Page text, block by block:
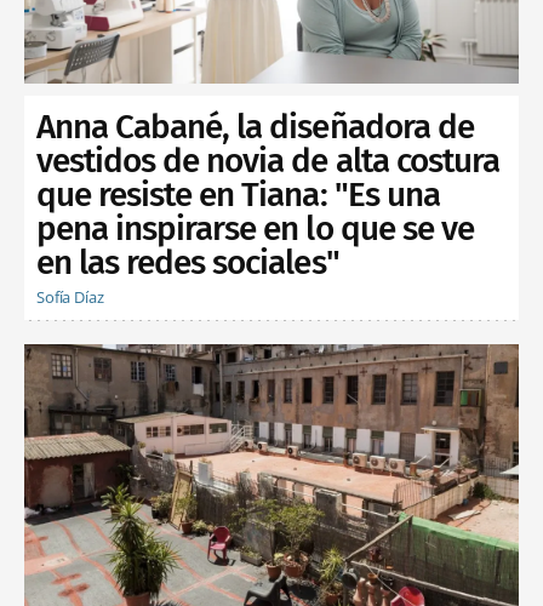
Anna Cabané, la diseñadora de
vestidos de novia de alta costura
que resiste en Tiana: "Es una
pena inspirarse en lo que se ve
en las redes sociales"
Sofía Díaz